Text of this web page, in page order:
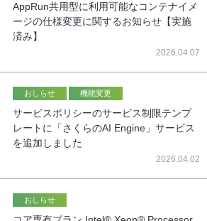
AppRun共用型に利用可能なコンテナイメ
ージの仕様変更に関するお知らせ【実施
済み】
2026.04.07
おしらせ 機能変更
サービスポリシーのサービス制限テンプ
レートに「さくらのAI Engine」サービス
を追加しました
2026.04.02
おしらせ